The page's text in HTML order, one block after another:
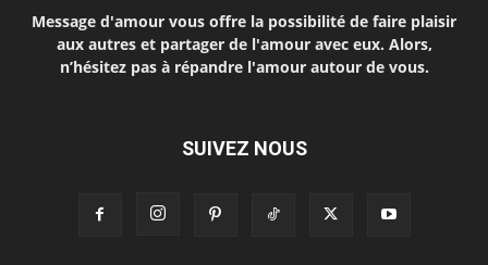
Message d'amour vous offre la possibilité de faire plaisir
aux autres et partager de l'amour avec eux. Alors,
n’hésitez pas à répandre l'amour autour de vous.
SUIVEZ NOUS